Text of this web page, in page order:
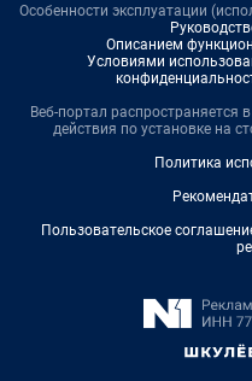
Особенности эксплуатации
Описанием
Условиями
Веб-портал распространяется
действия по установке на
Политика
Пользовательское